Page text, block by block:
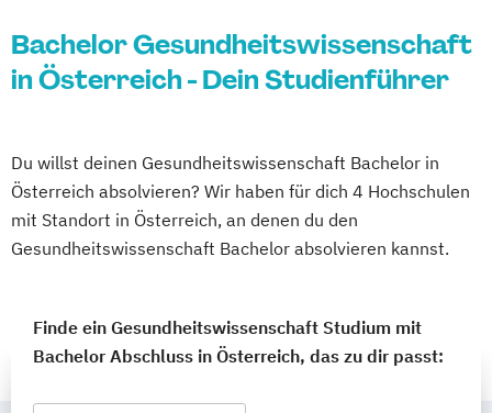
Bachelor Gesundheitswissenschaft
in Österreich - Dein Studienführer
Du willst deinen Gesundheitswissenschaft Bachelor in
Österreich absolvieren? Wir haben für dich 4 Hochschulen
mit Standort in Österreich, an denen du den
Gesundheitswissenschaft Bachelor absolvieren kannst.
Finde ein Gesundheitswissenschaft Studium mit
Bachelor Abschluss in Österreich, das zu dir passt: